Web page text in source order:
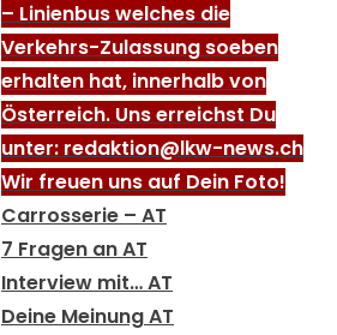
– Linienbus welches die
Verkehrs-Zulassung soeben
erhalten hat, innerhalb von
Österreich. Uns erreichst Du
unter: redaktion@lkw-news.ch
Wir freuen uns auf Dein Foto!
Carrosserie – AT
7 Fragen an AT
Interview mit… AT
Deine Meinung AT